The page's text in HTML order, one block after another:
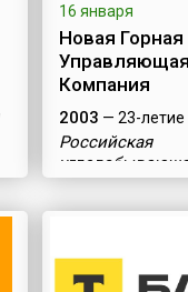
16 января
Новая Горная
Компания
2003 — 23-летие
Российская
компания